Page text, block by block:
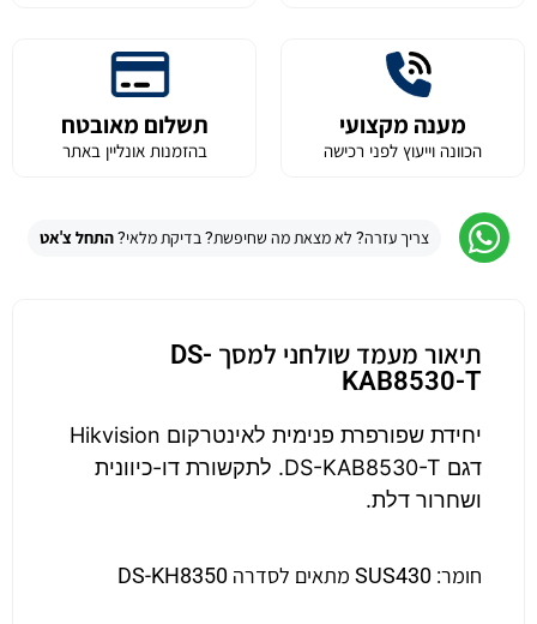
מענה מקצועי
הכוונה וייעוץ לפני רכישה
תשלום מאובטח
בהזמנות אונליין באתר
צריך עזרה? לא מצאת מה שחיפשת? בדיקת מלאי?התחל צ'אט
תיאור מעמד שולחני למסך DS-
KAB8530-T
יחידת שפורפרת פנימית לאינטרקום Hikvision
דגם DS-KAB8530-T. לתקשורת דו-כיוונית
ושחרור דלת.
חומר: SUS430 מתאים לסדרה DS-KH8350